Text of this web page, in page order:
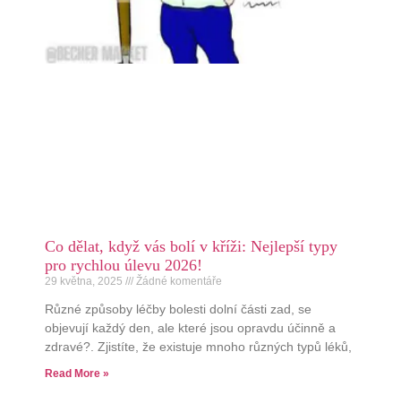
Co dělat, když vás bolí v kříži: Nejlepší typy
pro rychlou úlevu 2026!
29 května, 2025 Žádné komentáře
Různé způsoby léčby bolesti dolní části zad, se
objevují každý den, ale které jsou opravdu účinně a
zdravé?. Zjistíte, že existuje mnoho různých typů léků,
Read More »